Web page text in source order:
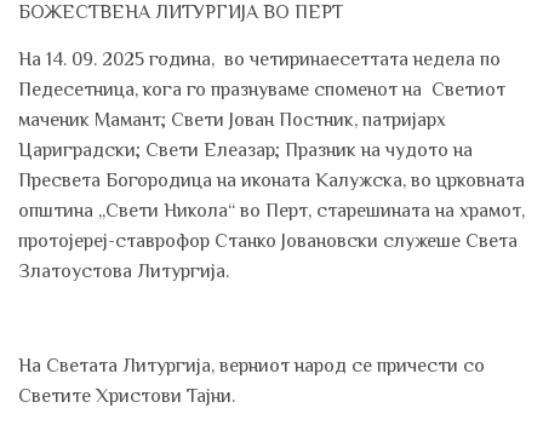
БОЖЕСТВЕНА ЛИТУРГИЈА ВО ПЕРТ
На 14. 09. 2025 година, во четиринаесеттата недела по
Педесетница, кога го празнуваме споменот на Светиот
маченик Мамант; Свети Јован Постник, патријарх
Цариградски; Свети Елеазар; Празник на чудото на
Пресвета Богородица на иконата Калужска, во црковната
општина „Свети Никола“ во Перт, старешината на храмот,
протојереј-ставрофор Станко Јовановски служеше Света
Златоустова Литургија.
На Светата Литургија, верниот народ се причести со
Светите Христови Тајни.